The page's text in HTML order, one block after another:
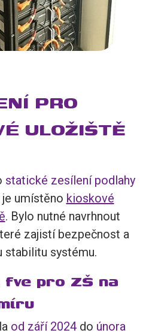
PRO
ULOŽIŠTĚ
statické zesílení podlahy
umístěno kioskové
. Bylo nutné navrhnout
zajistí bezpečnost a
stabilitu systému.
pro ZŠ na
od září 2024 do února